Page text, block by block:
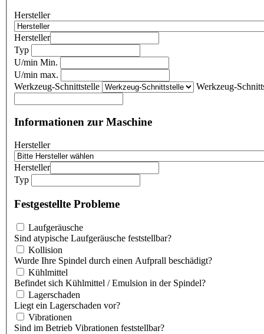
Hersteller
Hersteller
Typ
U/min Min.
U/min max.
Werkzeug-Schnittstelle
Werkzeug-
Informationen zur Maschine
Hersteller
Hersteller
Typ
Festgestellte Probleme
Laufgeräusche
Sind atypische Laufgeräusche feststellbar?
Kollision
Wurde Ihre Spindel durch einen Aufprall beschädigt?
Kühlmittel
Befindet sich Kühlmittel / Emulsion in der Spindel?
Lagerschaden
Liegt ein Lagerschaden vor?
Vibrationen
Sind im Betrieb Vibrationen feststellbar?